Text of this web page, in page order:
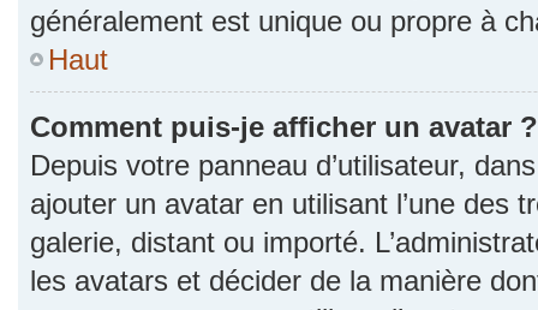
généralement est unique ou propre à
Haut
Comment puis-je afficher un avatar ?
Depuis votre panneau d’utilisateur,
ajouter un avatar en utilisant l’une des
galerie, distant ou importé.
les avatars et décider de la manière